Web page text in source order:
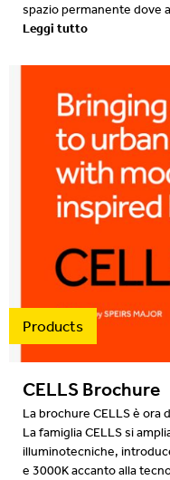
2018
2018
spazio permanente dove
Leggi tutto
Products
CELLS Brochure
La brochure CELLS è ora
La famiglia CELLS si
illuminotecniche,
e 3000K accanto alla